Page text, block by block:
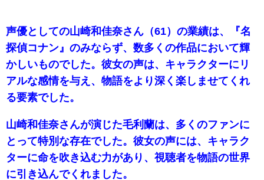
声優としての山崎和佳奈さん（61）の業績は、『名
探偵コナン』のみならず、数多くの作品において輝
かしいものでした。彼女の声は、キャラクターにリ
アルな感情を与え、物語をより深く楽しませてくれ
る要素でした。
山崎和佳奈さんが演じた毛利蘭は、多くのファンに
とって特別な存在でした。彼女の声には、キャラク
ターに命を吹き込む力があり、視聴者を物語の世界
に引き込んでくれました。